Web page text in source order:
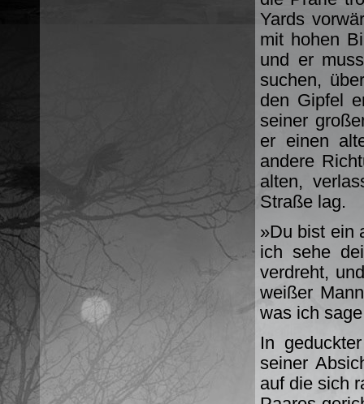
Yards
mit hohen
und er
suchen,
den Gipfel
seiner
er einen
andere
alten,
Straße lag.
»Du bist ein
ich sehe
verdreht,
weißer
was ich
In
seiner
auf die sich